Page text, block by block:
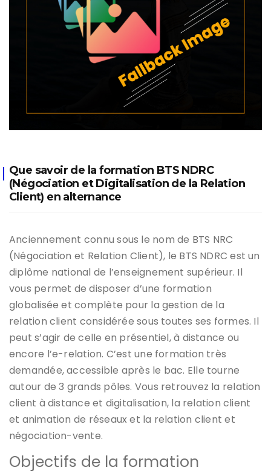
Que savoir de la formation BTS NDRC
(Négociation et Digitalisation de la Relation
Client) en alternance
Anciennement connu sous le nom de BTS NRC
(Négociation et Relation Client), le BTS NDRC est un
diplôme national de l’enseignement supérieur. Il
vous permet de disposer d’une formation
globalisée et complète pour la gestion de la
relation client considérée sous toutes ses formes. Il
peut s’agir de celle en présentiel, à distance ou
encore l’e-relation. C’est une formation très
demandée, accessible après le bac. Elle tourne
autour de 3 grands pôles. Vous retrouvez la relation
client à distance et digitalisation, la relation client
et animation de réseaux et la relation client et
négociation-vente.
Objectifs de la formation